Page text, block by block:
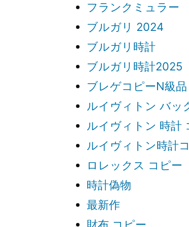
フランクミュラー
ブルガリ 2024
ブルガリ時計
ブルガリ時計2025
ブレゲコピーN級品
ルイヴィトン バッ
ルイヴィトン 時計
ルイヴィトン時計
ロレックス コピー
時計偽物
最新作
財布 コピー